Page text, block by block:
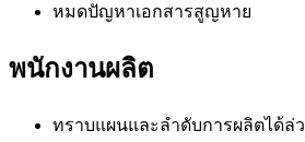
หมดปัญหาเอกสารสูญหาย
พนักงานผลิต
ทราบแผนและลำดับการผลิตได้ล่